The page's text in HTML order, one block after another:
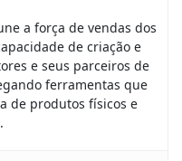
a força de vendas dos
de criação e
e seus parceiros de
ferramentas que
de produtos físicos e